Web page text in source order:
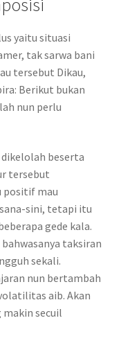
yaitu situasi
tak sarwa bani
tersebut Dikau,
Berikut bukan
nun perlu
beserta
tersebut
positif mau
sini, tetapi itu
gede kala.
taksiran
sekali.
nun bertambah
aib. Akan
secuil